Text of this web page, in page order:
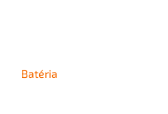
Batéria